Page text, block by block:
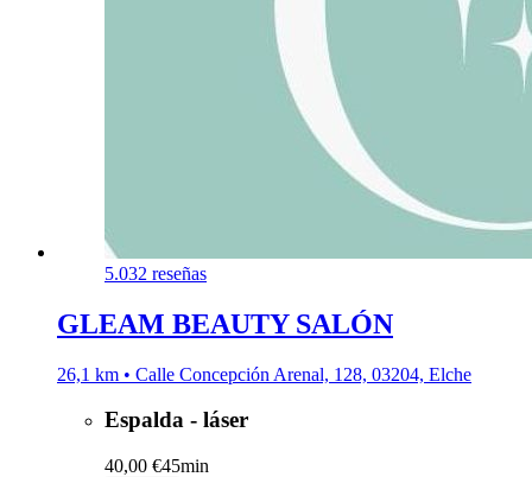
5.032 reseñas
GLEAM BEAUTY SALÓN
26,1 km • Calle Concepción Arenal, 128, 03204, Elche
Espalda - láser
40,00 €45min